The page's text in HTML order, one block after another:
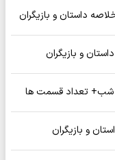
داستان و بازیگران
و بازیگران
شب+ تعداد قسمت ها
و بازیگران